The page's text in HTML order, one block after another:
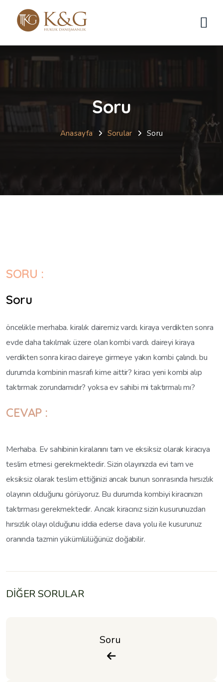
Soru
Anasayfa Sorular Soru
SORU :
Soru
öncelikle merhaba. kiralık dairemiz vardı. kiraya verdikten sonra
evde daha takılmak üzere olan kombi vardı. daireyi kiraya
verdikten sonra kiracı daireye girmeye yakın kombi çalındı. bu
durumda kombinin masrafı kime aittir? kiracı yeni kombi alıp
taktırmak zorundamıdır? yoksa ev sahibi mi taktırmalı mı?
CEVAP :
Merhaba. Ev sahibinin kiralanını tam ve eksiksiz olarak kiracıya
teslim etmesi gerekmektedir. Sizin olayınızda evi tam ve
eksiksiz olarak teslim ettiğinizi ancak bunun sonrasında hırsızlık
olayının olduğunu görüyoruz. Bu durumda kombiyi kiracınızın
taktırması gerekmektedir. Ancak kiracınız sizin kusurunuzdan
hırsızlık olayı olduğunu iddia ederse dava yolu ile kusurunuz
oranında tazmin yükümlülüğünüz doğabilir.
DİĞER SORULAR
Soru